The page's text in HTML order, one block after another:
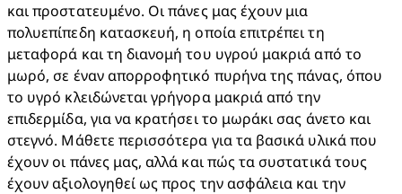
και προστατευμένο. Οι πάνες μας έχουν μια
πολυεπίπεδη κατασκευή, η οποία επιτρέπει τη
μεταφορά και τη διανομή του υγρού μακριά από το
μωρό, σε έναν απορροφητικό πυρήνα της πάνας, όπου
το υγρό κλειδώνεται γρήγορα μακριά από την
επιδερμίδα, για να κρατήσει το μωράκι σας άνετο και
στεγνό. Μάθετε περισσότερα για τα βασικά υλικά που
έχουν οι πάνες μας, αλλά και πώς τα συστατικά τους
έχουν αξιολογηθεί ως προς την ασφάλεια και την